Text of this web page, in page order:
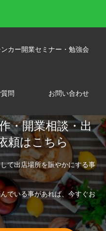
カー開業セミナー・勉強会
問 お問い合わせ
ー,POP
・開業相談・出
頼はこちら
て出店場所を賑やかにする事
でいる事があれば、今すぐお